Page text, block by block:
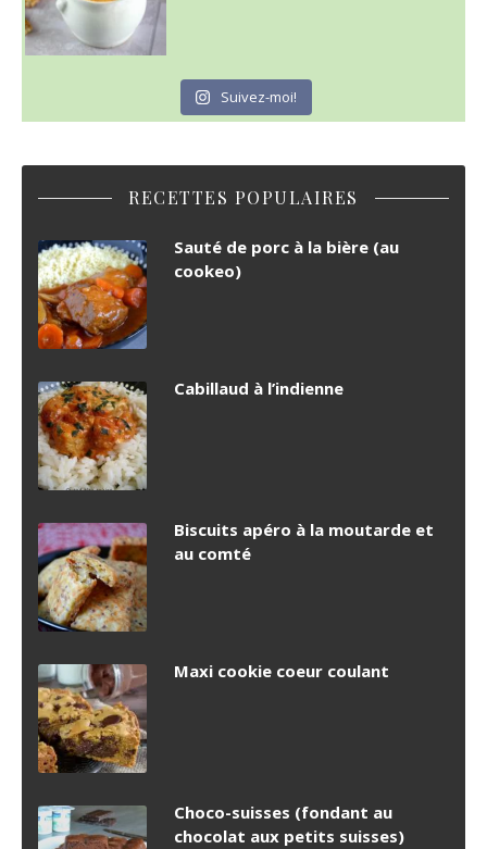
Suivez-moi!
RECETTES POPULAIRES
Sauté de porc à la bière (au
cookeo)
Cabillaud à l’indienne
Biscuits apéro à la moutarde et
au comté
Maxi cookie coeur coulant
Choco-suisses (fondant au
chocolat aux petits suisses)